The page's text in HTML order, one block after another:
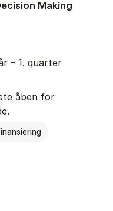
Making
– 1. quarter
åben for